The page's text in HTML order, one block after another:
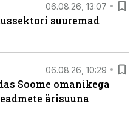
06.08.26, 13:07
suuremad
06.08.26, 10:29
Soome omanikega
ärisuuna